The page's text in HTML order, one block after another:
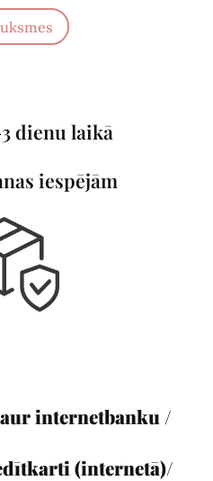
dienu laikā
iespējām
internetbanku /
(internetā)/